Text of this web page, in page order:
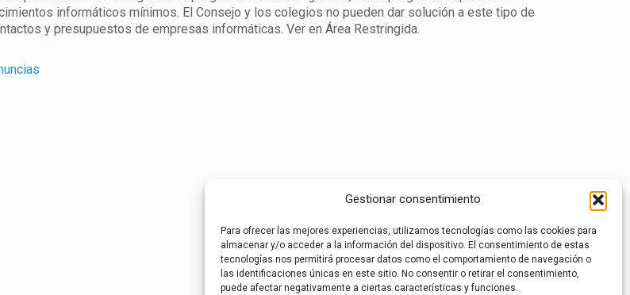
Gestionar consentimiento
Para ofrecer las mejores experiencias, utilizamos tecnologías como las cookies para
almacenar y/o acceder a la información del dispositivo. El consentimiento de estas
tecnologías nos permitirá procesar datos como el comportamiento de navegación o
las identificaciones únicas en este sitio. No consentir o retirar el consentimiento,
puede afectar negativamente a ciertas características y funciones.
informáticos mínimos. El Consejo y los colegios no pueden dar solución a este tipo de
y presupuestos de empresas informáticas. Ver en Área Restringida.